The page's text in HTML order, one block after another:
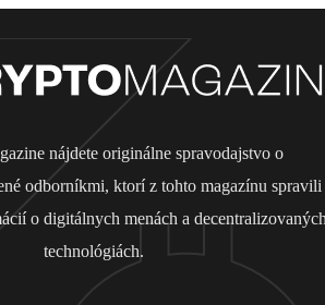
nájdete originálne spravodajstvo o
odborníkmi, ktorí z tohto magazínu spravili
o digitálnych menách a
technológiách.